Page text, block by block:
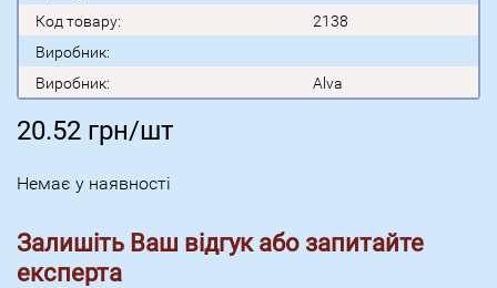
Код товару:
2138
Виробник:
Виробник:
Alva
20.52 грн/шт
Немає у наявності
Залишіть Ваш відгук або запитайте
експерта